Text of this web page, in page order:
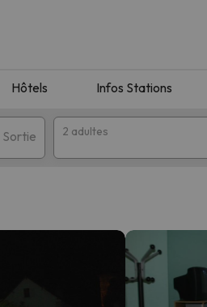
Hôtels Infos Stations
Sortie 2 adultes